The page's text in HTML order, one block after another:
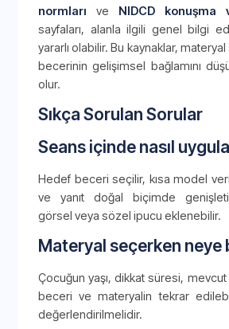
normları ve NIDCD
sayfaları, alanla ilgili genel bilgi
yararlı olabilir. Bu kaynaklar,
becerinin gelişimsel bağlamını
olur.
Sıkça Sorulan Sorular
Seans içinde nasıl
Hedef beceri seçilir, kısa model
ve yanıt doğal biçimde
görsel veya sözel ipucu eklenebilir.
Materyal seçerken neye
Çocuğun yaşı, dikkat süresi,
beceri ve materyalin tekrar
değerlendirilmelidir.